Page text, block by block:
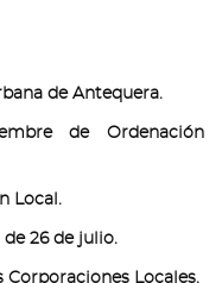
de Antequera.
de Ordenación
Local.
de 26 de julio.
Corporaciones Locales.